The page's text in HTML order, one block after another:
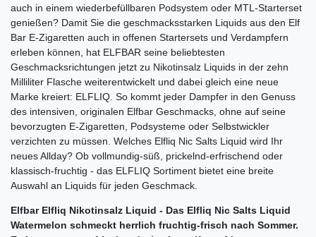
auch in einem wiederbefüllbaren Podsystem oder MTL-Starterset
genießen? Damit Sie die geschmacksstarken Liquids aus den Elf
Bar E-Zigaretten auch in offenen Startersets und Verdampfern
erleben können, hat ELFBAR seine beliebtesten
Geschmacksrichtungen jetzt zu Nikotinsalz Liquids in der zehn
Milliliter Flasche weiterentwickelt und dabei gleich eine neue
Marke kreiert: ELFLIQ. So kommt jeder Dampfer in den Genuss
des intensiven, originalen Elfbar Geschmacks, ohne auf seine
bevorzugten E-Zigaretten, Podsysteme oder Selbstwickler
verzichten zu müssen. Welches Elfliq Nic Salts Liquid wird Ihr
neues Allday? Ob vollmundig-süß, prickelnd-erfrischend oder
klassisch-fruchtig - das ELFLIQ Sortiment bietet eine breite
Auswahl an Liquids für jeden Geschmack.
Elfbar Elfliq Nikotinsalz Liquid - Das Elfliq Nic Salts Liquid
Watermelon schmeckt herrlich fruchtig-frisch nach Sommer.